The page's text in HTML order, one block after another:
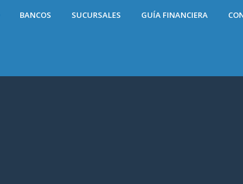
BANCOS SUCURSALES GUÍA FINANCIERA